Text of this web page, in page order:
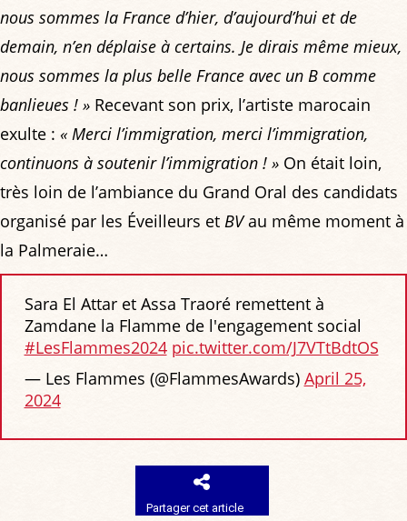
nous sommes la France d’hier, d’aujourd’hui et de
demain, n’en déplaise à certains. Je dirais même mieux,
nous sommes la plus belle France avec un B comme
banlieues ! » Recevant son prix, l’artiste marocain
exulte : « Merci l’immigration, merci l’immigration,
continuons à soutenir l’immigration ! » On était loin,
très loin de l’ambiance du Grand Oral des candidats
organisé par les Éveilleurs et BVau même moment à
la Palmeraie…
Sara El Attar et Assa Traoré remettent à
Zamdane la Flamme de l'engagement social
#LesFlammes2024 pic.twitter.com/J7VTtBdtOS
— Les Flammes (@FlammesAwards) April 25,
2024
Partager cet article